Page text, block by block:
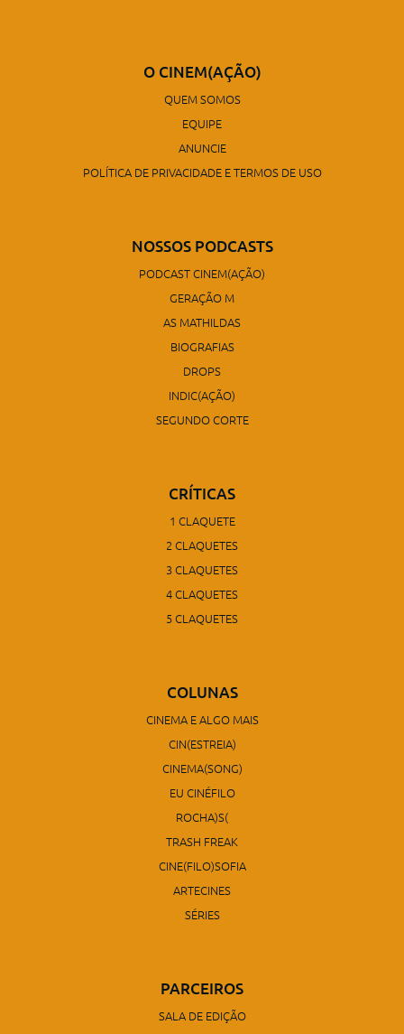
O CINEM(AÇÃO)
QUEM SOMOS
EQUIPE
ANUNCIE
POLÍTICA DE PRIVACIDADE E TERMOS DE USO
NOSSOS PODCASTS
PODCAST CINEM(AÇÃO)
GERAÇÃO M
AS MATHILDAS
BIOGRAFIAS
DROPS
INDIC(AÇÃO)
SEGUNDO CORTE
CRÍTICAS
1 CLAQUETE
2 CLAQUETES
3 CLAQUETES
4 CLAQUETES
5 CLAQUETES
COLUNAS
CINEMA E ALGO MAIS
CIN(ESTREIA)
CINEMA(SONG)
EU CINÉFILO
ROCHA)S(
TRASH FREAK
CINE(FILO)SOFIA
ARTECINES
SÉRIES
PARCEIROS
SALA DE EDIÇÃO